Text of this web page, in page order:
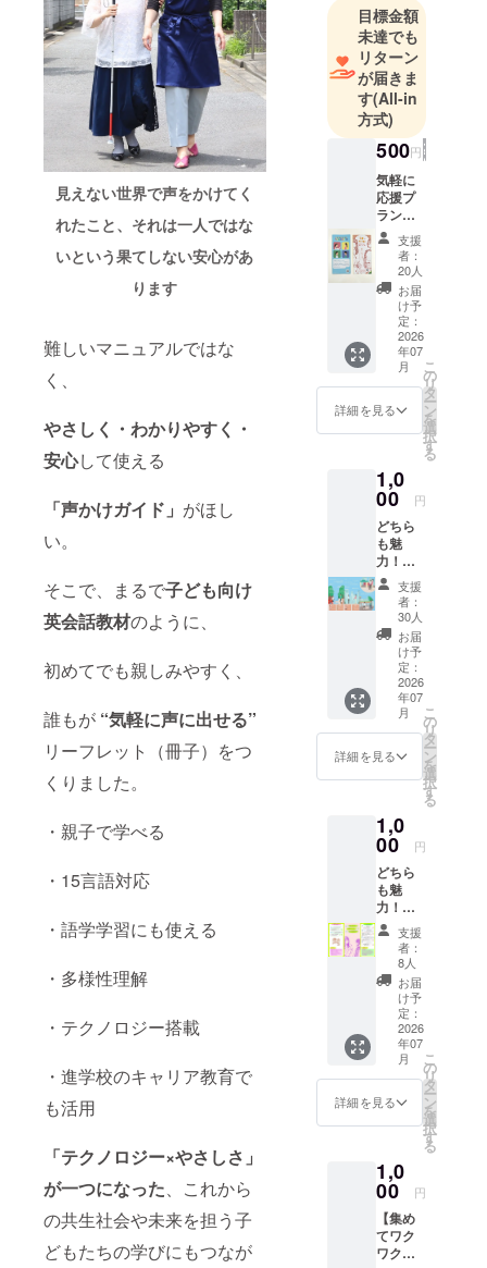
見えない世界で声をかけてく
れたこと、それは一人ではな
いという果てしない安心があ
ります
難しいマニュアルではな
く、
やさしく・わかりやすく・
安心して使える
「声かけガイド」 がほし
い。
そこで、まるで子ども向け
英会話教材のように、
初めてでも親しみやすく、
誰もが “気軽に声に出せる”
リーフレット（冊子）をつ
くりました。
・親子で学べる
・15言語対応
・語学学習にも使える
・多様性理解
・テクノロジー搭載
・進学校のキャリア教育で
も活用
「テクノロジー×やさしさ」
が一つになった、これから
の共生社会や未来を担う子
どもたちの学びにもつなが
れる埼玉県
に拠点を置
き、視覚障
がい者と晴
眼者（目が
見える人）
で構成さ
れ、おしゃ
れや身だし
なみといっ
た美容を通
じて、視覚
障がい者の
社会参画を
応援する活
動をしてお
イリスト
で、視覚障
がい者専門
のネイリス
トをやって
います。
目が見えな
い人は爪を
どうやって
切るのだろ
う、生まれ
つき目が見
えない人は
色を見たこ
など、様々
な疑問を感
じる中で、
色の世界か
ら一番遠い
人のおしゃ
れの概念を
知りたいと
思って始め
ました。
動を始めて
ることがあ
ります。
それは「見
えない人が
ネイルをす
目標金額
未達でも
リターン
が届きま
す(All-in
方式)
500円
気軽に
応援プ
ラン
（初め
ての方
におす
すめ）
「やさ
しい声
掛け
リーフ
レッ
ト」 5
枚（作
品はお
まか
支援
者：
20人
お届
け予
定：
2026
年07
月
詳細を見る
こ
の
リ
タ
ー
ン
を
選
択
す
る
1,0
00 円
どちら
も魅
力！選
べる応
援プラ
ン やさ
しい声
掛け
リーフ
レット
（作品
A）10
枚をお
届け。
全体的
に水色
色合い
と、丸
みのあ
る書体
を選ん
だこと
で、男
女問わ
ず多く
の人に
親しみ
やすい
印象。
イラス
トは全
て切り
絵で制
もりが
感じら
れる。
支援
者：
30人
お届
け予
定：
2026
年07
月
詳細を見る
こ
の
リ
タ
ー
ン
を
選
択
す
る
1,0
00 円
どちら
も魅
力！選
べる応
援プラ
ン やさ
しい声
掛け
リーフ
レット
（作品
B）10
枚をお
届け。
くすみ
カラー
かわい
い盲導
犬のデ
ザイ
ン。イ
ラスト
支援
者：
8人
お届
け予
定：
2026
年07
月
詳細を見る
こ
の
リ
タ
ー
ン
を
選
択
す
る
1,0
00 円
【集め
てワク
ワク！